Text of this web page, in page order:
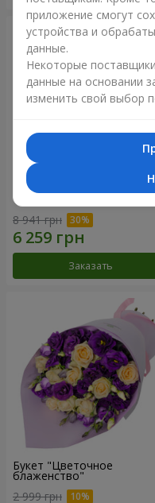
Букет "Сила Любви!"
8 941 грн
Заказать
Букет "Цветочное
блаженство"
2 999 грн
приложение смогут
устройства и
данные.
Некоторые
данные на основании
изменить свой выбор